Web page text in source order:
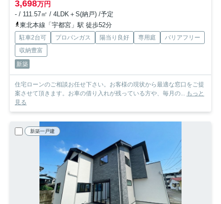
3,698万円
- / 111.57㎡ / 4LDK＋S(納戸) /予定
東北本線「宇都宮」駅 徒歩52分
駐車2台可 プロパンガス 陽当り良好 専用庭
バリアフリー
収納豊富
新築
住宅ローンのご相談お任せ下さい。お客様の現状から最適な窓口をご提
案させて頂きます。お車の借り入れが残っている方や、毎月の... もっと
見る
新築一戸建